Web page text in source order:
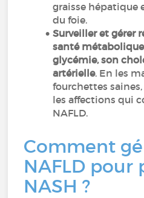
graisse hépatique
du foie.
Surveiller et gérer
santé métabolique
glycémie, son
artérielle. En les
fourchettes
les affections qui
NAFLD.
Comment
NAFLD pour
NASH ?